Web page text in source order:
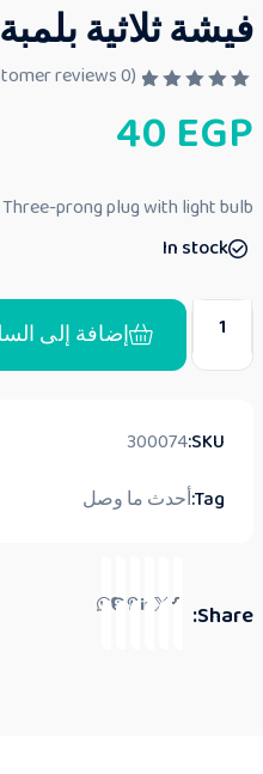
فيشة ثلاثية بلمبة
م
ا
ي
م
ن
(
0
40 EGP
Three-prong plug with light bulb
In stock
إضافة إلى
SKU:
300074
Tag:أحدث ما وصل
Share: